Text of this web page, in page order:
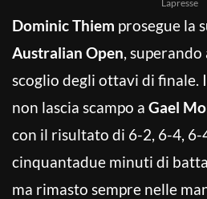
Lapresse
Dominic Thiem prosegue la
Australian Open,
scoglio degli ottavi di finale.
non lascia scampo a Gael
con il risultato di 6-2, 6-4, 6-
cinquantadue minuti di
ma rimasto sempre nelle